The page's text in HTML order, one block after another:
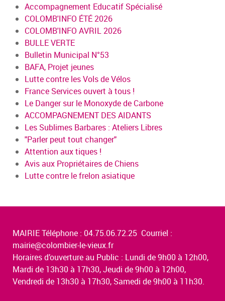
Accompagnement Educatif Spécialisé
COLOMB'INFO ÉTÉ 2026
COLOMB'INFO AVRIL 2026
BULLE VERTE
Bulletin Municipal N°53
BAFA, Projet jeunes
Lutte contre les Vols de Vélos
France Services ouvert à tous !
Le Danger sur le Monoxyde de Carbone
ACCOMPAGNEMENT DES AIDANTS
Les Sublimes Barbares : Ateliers Libres
"Parler peut tout changer"
Attention aux tiques !
Avis aux Propriétaires de Chiens
Lutte contre le frelon asiatique
MAIRIE Téléphone : 04.75.06.72.25 Courriel :
mairie@colombier-le-vieux.fr
Horaires d’ouverture au Public : Lundi de 9h00 à 12h00,
Mardi de 13h30 à 17h30, Jeudi de 9h00 à 12h00,
Vendredi de 13h30 à 17h30, Samedi de 9h00 à 11h30.